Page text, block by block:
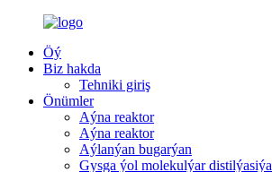
Öý
Biz hakda
Tehniki giriş
Önümler
Aýna reaktor
Aýna reaktor
Aýlanýan bugarýan
Gysga ýol molekulýar distilýasiýa